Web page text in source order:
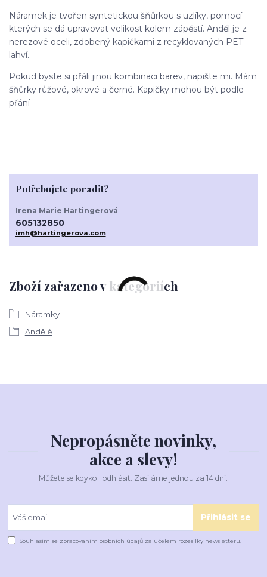
Náramek je tvořen syntetickou šňůrkou s uzlíky, pomocí
kterých se dá upravovat velikost kolem zápěstí. Anděl je z
nerezové oceli, zdobený kapičkami z recyklovaných PET
lahví.
Pokud byste si přáli jinou kombinaci barev, napište mi. Mám
šňůrky růžové, okrové a černé. Kapičky mohou být podle
přání
Zboží zařazeno v kategoriích
Náramky
Andělé
Potřebujete poradit?
Irena Marie Hartingerová
605132850
imh@hartingerova.com
Nepropásněte novinky,
akce a slevy!
Můžete se kdykoli odhlásit. Zasíláme jednou za 14 dní.
Přihlásit se
Souhlasím se zpracováním osobních údajů za účelem rozesílky newsletteru.